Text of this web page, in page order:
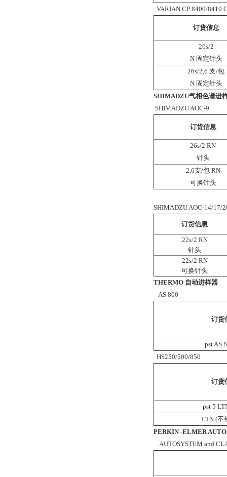
VARIAN CP 8400/8410
订货信息
26s/2
N 固定针头
26s/2,6 支/包
N 固定针头
SHIMADZU气相色谱进
SHIMADZU AOC-9
订货信息
26s/2 RN
针头
2,6支/包 RN
可换针头
SHIMADZU AOC-14/17/
订货信息
22s/2 RN
针头
22s/2 RN
可换针头
THERMO 自动进样器
AS 800
订货
pst AS
HS250/500/850
订货
pst 5
LTN (不
PERKIN -ELMER
AUTOSYSTEM and